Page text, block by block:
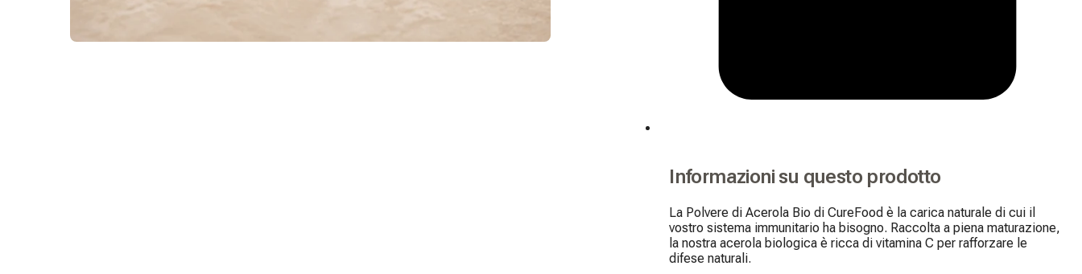
Informazioni su questo prodotto
La Polvere di Acerola Bio di CureFood è la carica naturale di cui il
vostro sistema immunitario ha bisogno. Raccolta a piena maturazione,
la nostra acerola biologica è ricca di vitamina C per rafforzare le
difese naturali.